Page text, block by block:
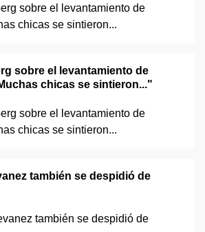
sobre el levantamiento de
chicas se sintieron..."
también se despidió de